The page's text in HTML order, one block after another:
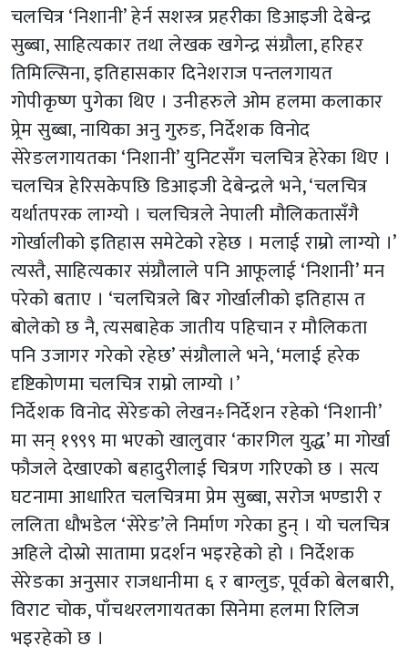
चलचित्र ‘निशानी’ हेर्न सशस्त्र प्रहरीका डिआइजी देबेन्द्र
सुब्बा, साहित्यकार तथा लेखक खगेन्द्र संग्रौला, हरिहर
तिमिल्सिना, इतिहासकार दिनेशराज पन्तलगायत
गोपीकृष्ण पुगेका थिए । उनीहरुले ओम हलमा कलाकार
प्र्रेम सुब्बा, नायिका अनु गुरुङ, निर्देशक विनोद
सेरेङलगायतका ‘निशानी’ युनिटसँग चलचित्र हेरेका थिए ।
चलचित्र हेरिसकेपछि डिआइजी देबेन्द्रले भने, ‘चलचित्र
यर्थातपरक लाग्यो । चलचित्रले नेपाली मौलिकतासँगै
गोर्खालीको इतिहास समेटेको रहेछ । मलाई राम्रो लाग्यो ।’
त्यस्तै, साहित्यकार संग्रौलाले पनि आफूलाई ‘निशानी’ मन
परेको बताए । ‘चलचित्रले बिर गोर्खालीको इतिहास त
बोलेको छ नै, त्यसबाहेक जातीय पहिचान र मौलिकता
पनि उजागर गरेको रहेछ’ संग्रौलाले भने, ‘मलाई हरेक
दृष्टिकोणमा चलचित्र राम्रो लाग्यो ।’
निर्देशक विनोद सेरेङको लेखन÷निर्देशन रहेको ‘निशानी’
मा सन् १९९९ मा भएको खालुवार ‘कारगिल युद्ध’ मा गोर्खा
फौजले देखाएको बहादुरीलाई चित्रण गरिएको छ । सत्य
घटनामा आधारित चलचित्रमा प्रेम सुब्बा, सरोज भण्डारी र
ललिता धौभडेल ‘सेरेङ’ले निर्माण गरेका हुन् । यो चलचित्र
अहिले दोस्रो सातामा प्रदर्शन भइरहेको हो । निर्देशक
सेरेङका अनुसार राजधानीमा ६ र बाग्लुङ, पूर्वको बेलबारी,
विराट चोक, पाँचथरलगायतका सिनेमा हलमा रिलिज
भइरहेको छ ।